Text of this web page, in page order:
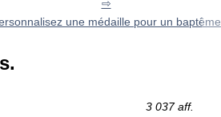
une médaille pour un baptême
3 037 aff.